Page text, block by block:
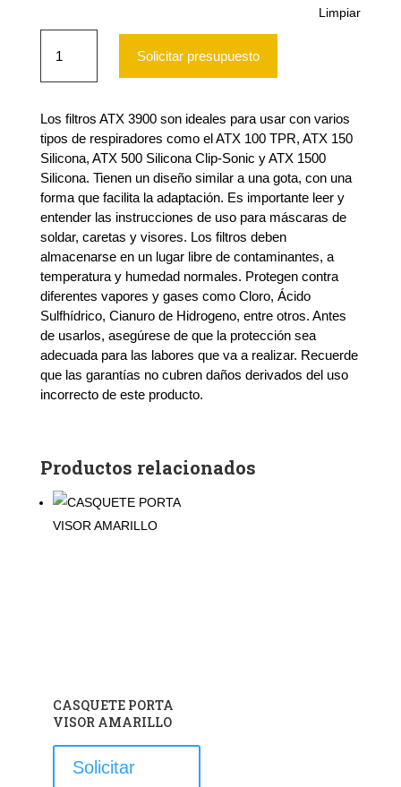
Limpiar
Activex
3900
y
Particulas
A1B1E1K1P3
R
(Par)
cantidad
Solicitar presupuesto
Los filtros ATX 3900 son ideales para usar con varios
tipos de respiradores como el ATX 100 TPR, ATX 150
Silicona, ATX 500 Silicona Clip-Sonic y ATX 1500
Silicona. Tienen un diseño similar a una gota, con una
forma que facilita la adaptación. Es importante leer y
entender las instrucciones de uso para máscaras de
soldar, caretas y visores. Los filtros deben
almacenarse en un lugar libre de contaminantes, a
temperatura y humedad normales. Protegen contra
diferentes vapores y gases como Cloro, Ácido
Sulfhídrico, Cianuro de Hidrogeno, entre otros. Antes
de usarlos, asegúrese de que la protección sea
adecuada para las labores que va a realizar. Recuerde
que las garantías no cubren daños derivados del uso
incorrecto de este producto.
Productos relacionados
CASQUETE PORTA
VISOR AMARILLO
Solicitar